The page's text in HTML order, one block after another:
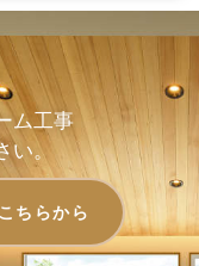
ム工事
い。
ちらから